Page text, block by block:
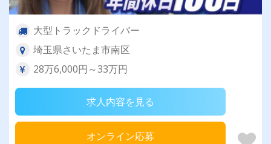
大型トラックドライバー
埼玉県さいたま市南区
28万6,000円～33万円
求人内容を見る
オンライン応募